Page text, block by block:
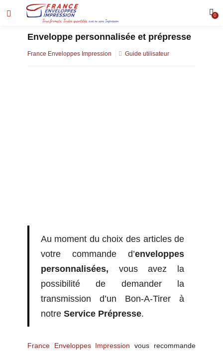
0
Enveloppe personnalisée et prépresse
France Enveloppes Impression Guide utilisateur
Au moment du choix des articles de
votre commande d’enveloppes
personnalisées, vous avez la
possibilité de demander la
transmission d’un Bon-A-Tirer à
notre Service Prépresse.
France Enveloppes Impression vous recommande